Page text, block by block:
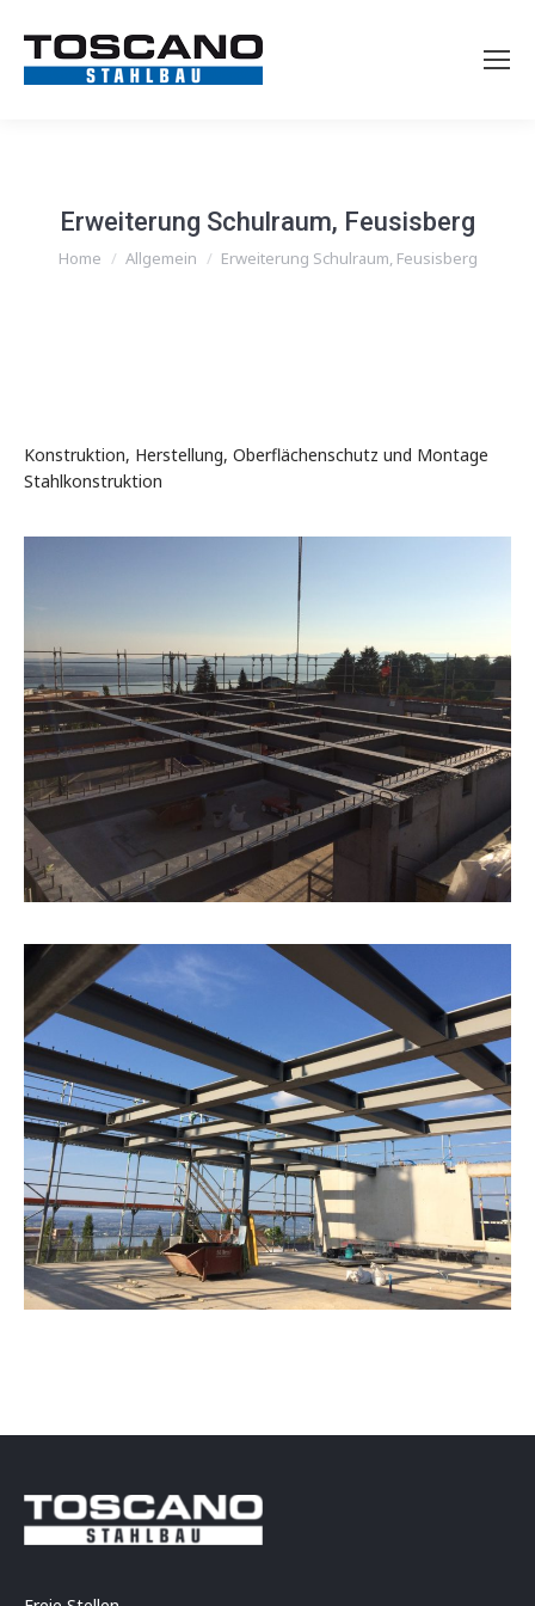
Erweiterung Schulraum, Feusisberg
You are here:
Home Allgemein Erweiterung Schulraum, Feusisberg
Konstruktion, Herstellung, Oberflächenschutz und Montage
Stahlkonstruktion